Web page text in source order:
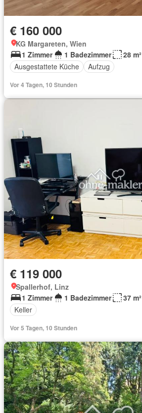
€ 160 000
KG Margareten, Wien
1 Zimmer
1 Badezimmer
28 m²
Ausgestattete Küche
Aufzug
Vor 4 Tagen, 10 Stunden
€ 119 000
Spallerhof, Linz
1 Zimmer
1 Badezimmer
37 m²
Keller
Vor 5 Tagen, 10 Stunden